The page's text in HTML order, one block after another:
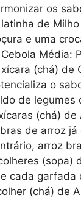
os
de Milho
e uma
Média:
(chá) de
o
de legumes
(chá) de
de arroz
arroz
(sopa)
cada garfada
(chá) de